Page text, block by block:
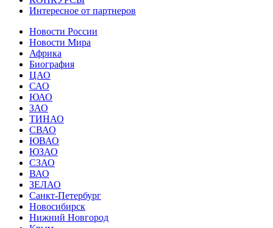
Интересное от партнеров
Новости России
Новости Мира
Африка
Биография
ЦАО
САО
ЮАО
ЗАО
ТИНАО
СВАО
ЮВАО
ЮЗАО
СЗАО
ВАО
ЗЕЛАО
Санкт-Петербург
Новосибирск
Нижний Новгород